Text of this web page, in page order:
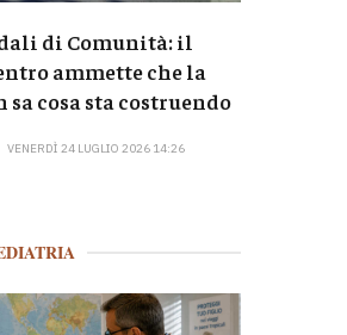
di Comunità: il
ammette che la
sa cosa sta costruendo
VENERDÌ 24 LUGLIO 2026 14:26